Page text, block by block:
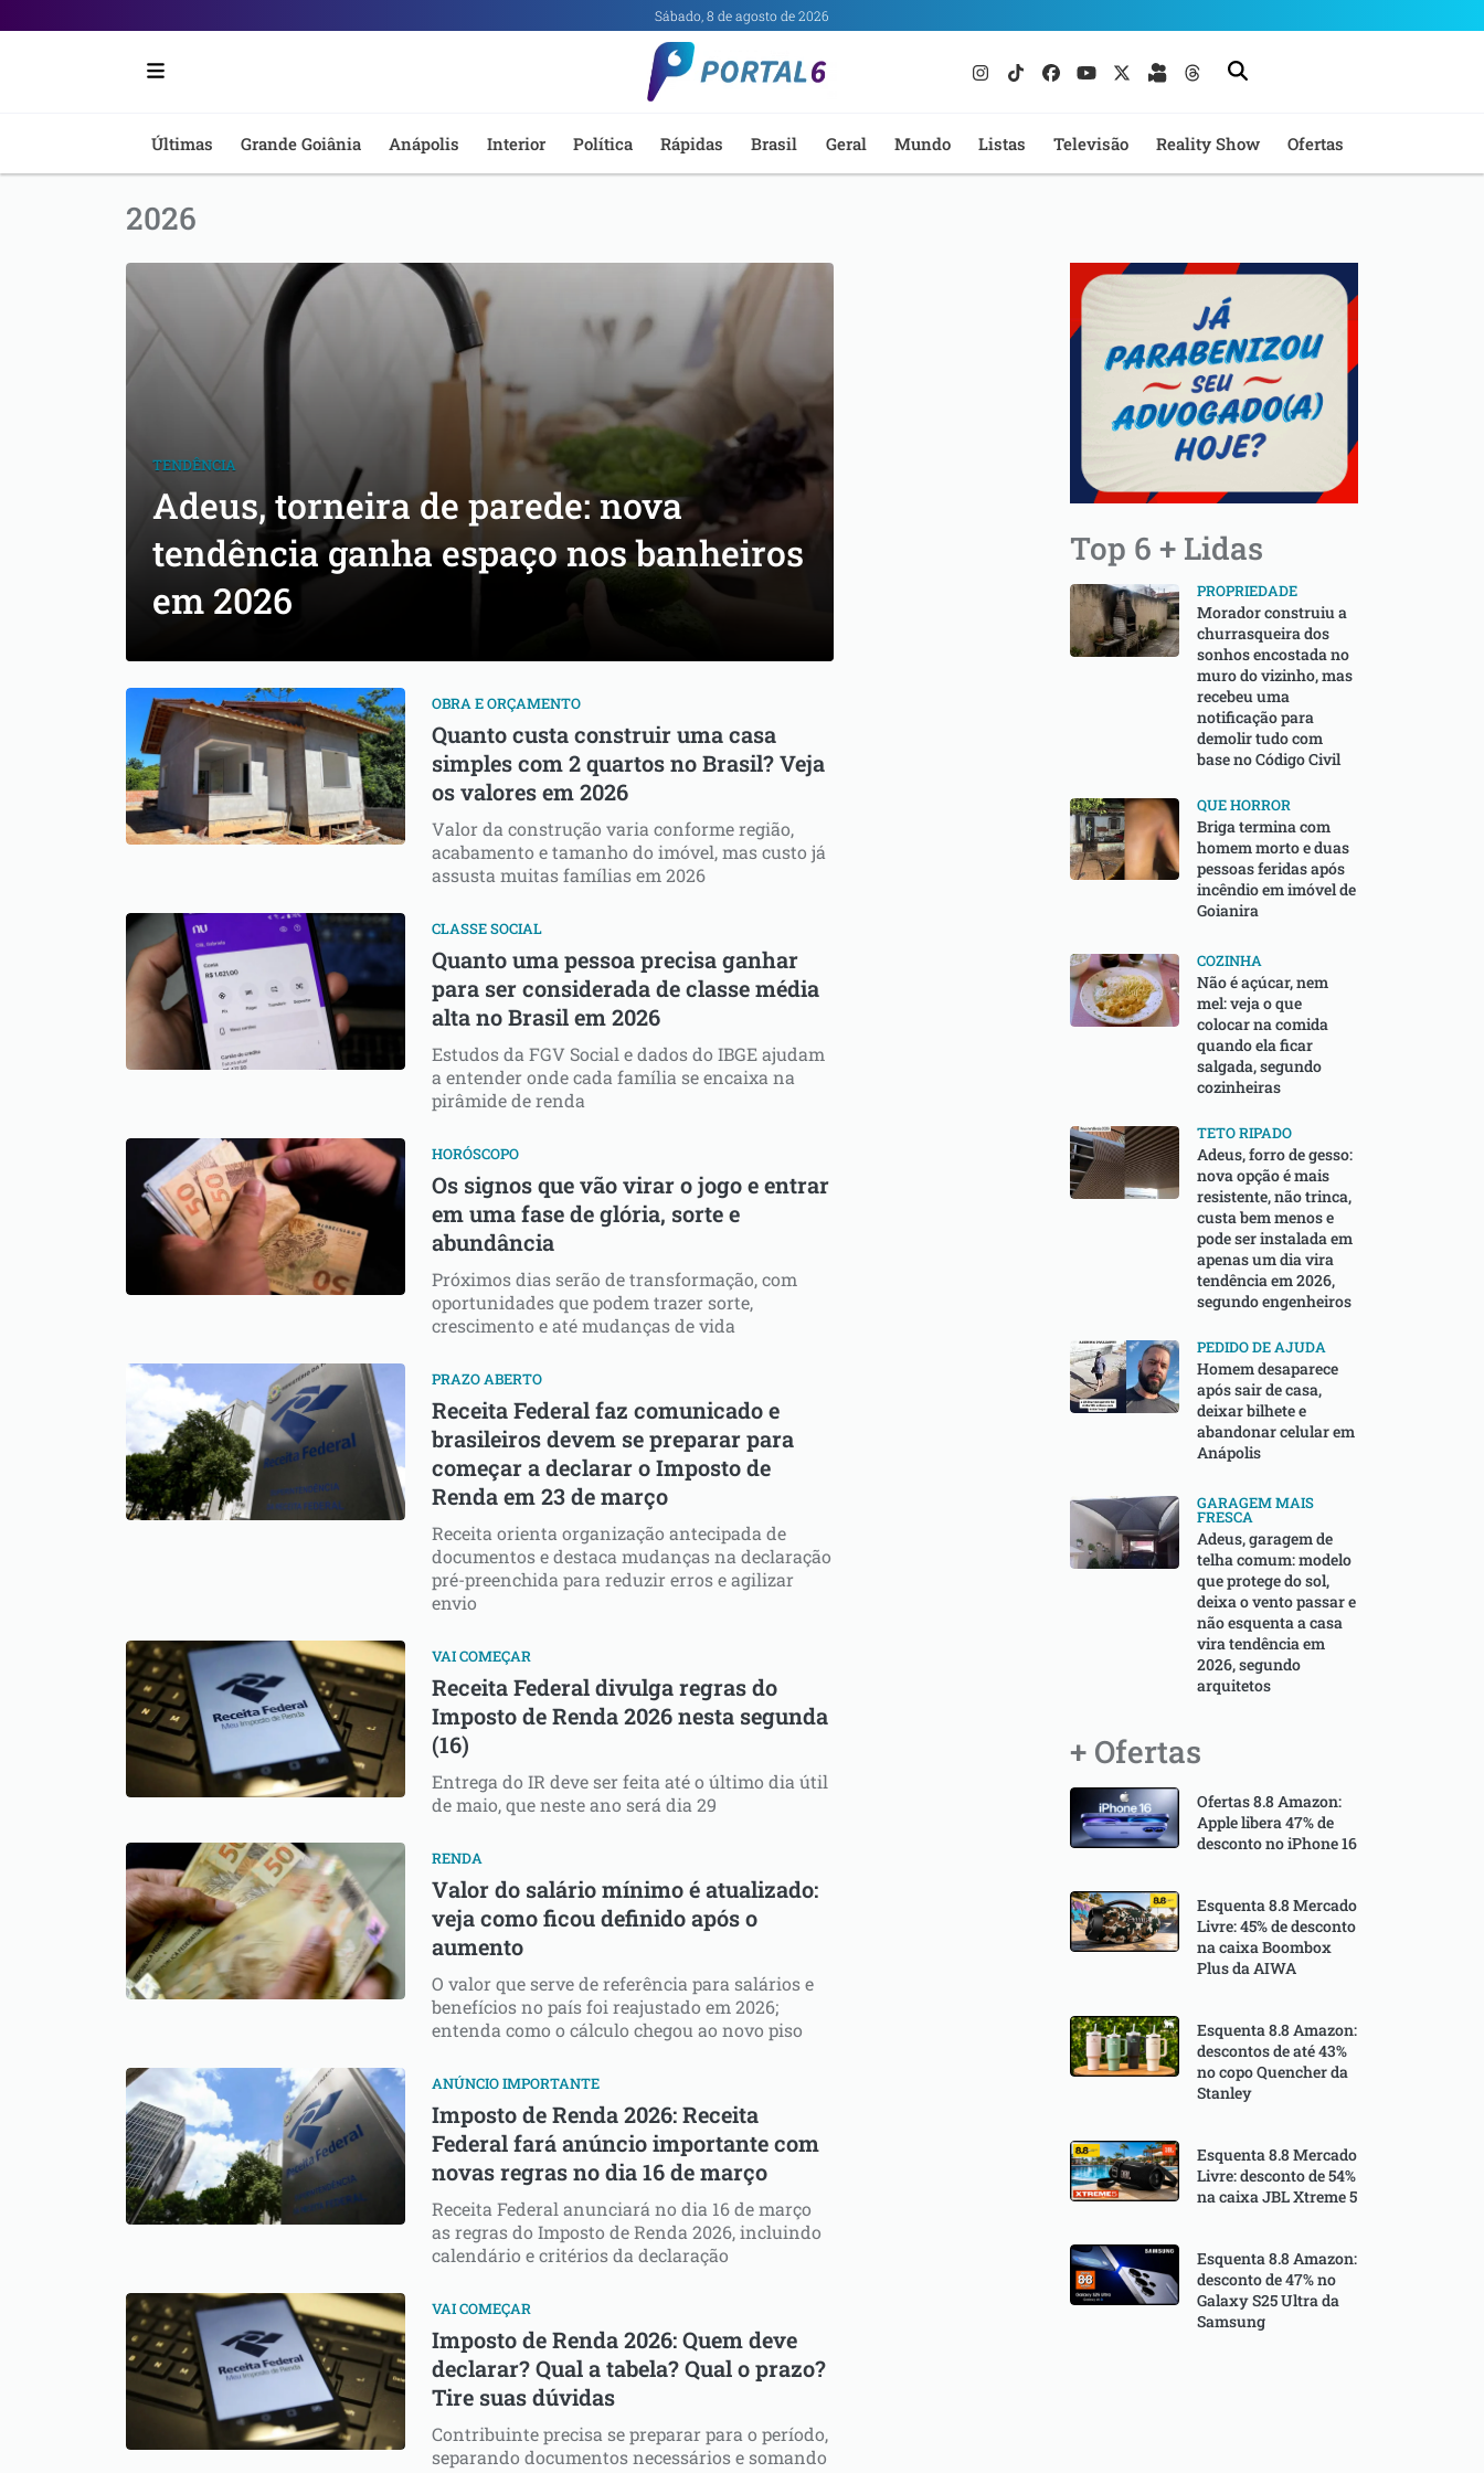
Portal
Notícias
Anápolis
Sábado, 8 de agosto de 2026
Últimas Grande Goiânia Anápolis Interior Política Rápidas Brasil Geral Mundo Listas Televisão Reality Show Ofertas
2026
TENDÊNCIA
Adeus, torneira de parede: nova
tendência ganha espaço nos banheiros
em 2026
OBRA E ORÇAMENTO
Quanto custa construir uma casa
simples com 2 quartos no Brasil? Veja
os valores em 2026
Valor da construção varia conforme região,
acabamento e tamanho do imóvel, mas custo já
assusta muitas famílias em 2026
CLASSE SOCIAL
Quanto uma pessoa precisa ganhar
para ser considerada de classe média
alta no Brasil em 2026
Estudos da FGV Social e dados do IBGE ajudam
a entender onde cada família se encaixa na
pirâmide de renda
HORÓSCOPO
Os signos que vão virar o jogo e entrar
em uma fase de glória, sorte e
abundância
Próximos dias serão de transformação, com
oportunidades que podem trazer sorte,
crescimento e até mudanças de vida
PRAZO ABERTO
Receita Federal faz comunicado e
brasileiros devem se preparar para
começar a declarar o Imposto de
Renda em 23 de março
Receita orienta organização antecipada de
documentos e destaca mudanças na declaração
pré-preenchida para reduzir erros e agilizar
envio
VAI COMEÇAR
Receita Federal divulga regras do
Imposto de Renda 2026 nesta segunda
(16)
Entrega do IR deve ser feita até o último dia útil
de maio, que neste ano será dia 29
RENDA
Valor do salário mínimo é atualizado:
veja como ficou definido após o
aumento
O valor que serve de referência para salários e
benefícios no país foi reajustado em 2026;
entenda como o cálculo chegou ao novo piso
ANÚNCIO IMPORTANTE
Imposto de Renda 2026: Receita
Federal fará anúncio importante com
novas regras no dia 16 de março
Receita Federal anunciará no dia 16 de março
as regras do Imposto de Renda 2026, incluindo
calendário e critérios da declaração
VAI COMEÇAR
Imposto de Renda 2026: Quem deve
declarar? Qual a tabela? Qual o prazo?
Tire suas dúvidas
Contribuinte precisa se preparar para o período,
separando documentos necessários e somando
Top 6 + Lidas
PROPRIEDADE
Morador construiu a
churrasqueira dos
sonhos encostada no
muro do vizinho, mas
recebeu uma
notificação para
demolir tudo com
base no Código Civil
QUE HORROR
Briga termina com
homem morto e duas
pessoas feridas após
incêndio em imóvel de
Goianira
COZINHA
Não é açúcar, nem
mel: veja o que
colocar na comida
quando ela ficar
salgada, segundo
cozinheiras
TETO RIPADO
Adeus, forro de gesso:
nova opção é mais
resistente, não trinca,
custa bem menos e
pode ser instalada em
apenas um dia vira
tendência em 2026,
segundo engenheiros
PEDIDO DE AJUDA
Homem desaparece
após sair de casa,
deixar bilhete e
abandonar celular em
Anápolis
GARAGEM MAIS
FRESCA
Adeus, garagem de
telha comum: modelo
que protege do sol,
deixa o vento passar e
não esquenta a casa
vira tendência em
2026, segundo
arquitetos
+ Ofertas
Ofertas 8.8 Amazon:
Apple libera 47% de
desconto no iPhone 16
Esquenta 8.8 Mercado
Livre: 45% de desconto
na caixa Boombox
Plus da AIWA
Esquenta 8.8 Amazon:
descontos de até 43%
no copo Quencher da
Stanley
Esquenta 8.8 Mercado
Livre: desconto de 54%
na caixa JBL Xtreme 5
Esquenta 8.8 Amazon:
desconto de 47% no
Galaxy S25 Ultra da
Samsung